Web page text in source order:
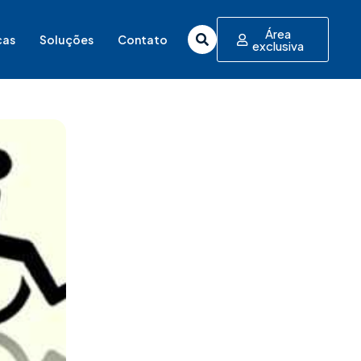
Soluções Contato Área
exclusiva